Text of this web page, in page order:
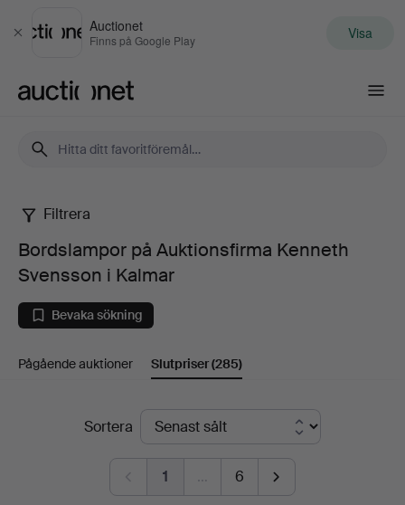
Stäng
Auctionet
Finns på Google Play Visa
Bordslampor
på
Auktionsfirma
Kenneth
Filtrera
Bordslampor på Auktionsfirma Kenneth
Svensson i Kalmar
Bevaka sökning
Pågående auktioner Slutpriser(285)
SlutpriserSortera
1 … 6